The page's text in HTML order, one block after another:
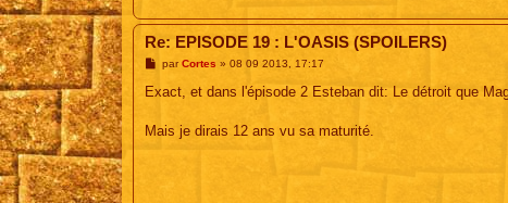
Re: EPISODE 19 : L'OASIS (SPOILERS)
M
s
g
par Cortes » 08 09 2013, 17:17
Exact, et dans l'épisode 2 Esteban dit: Le détroit que
Mais je dirais 12 ans vu sa maturité.